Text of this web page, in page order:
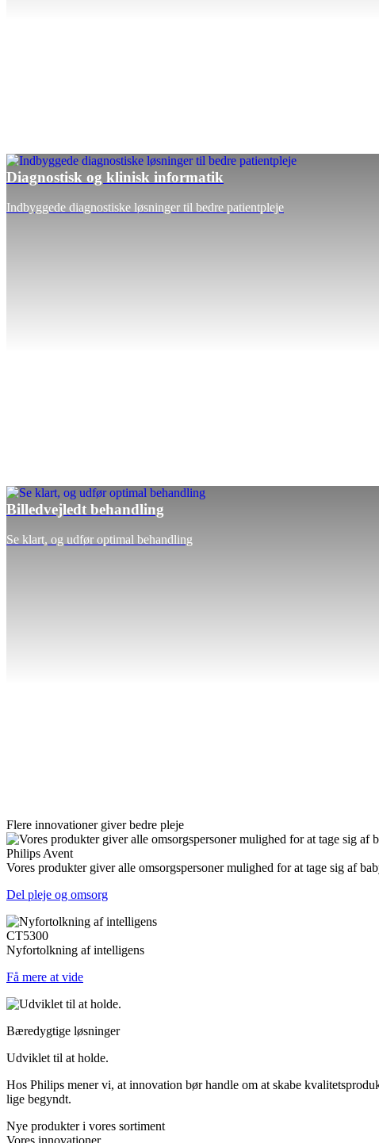
Diagnostisk og klinisk informatik
Indbyggede diagnostiske løsninger til bedre patientpleje
Billedvejledt behandling
Se klart, og udfør optimal behandling
Flere innovationer giver bedre pleje
Philips Avent
Vores produkter giver alle omsorgspersoner mulighed for at tage sig af
Del pleje og omsorg
CT5300
Nyfortolkning af intelligens
Få mere at vide
Bæredygtige løsninger
Udviklet til at holde.
Hos Philips mener vi, at innovation bør handle om at skabe
lige begyndt.
Nye produkter i vores sortiment
Vores innovationer